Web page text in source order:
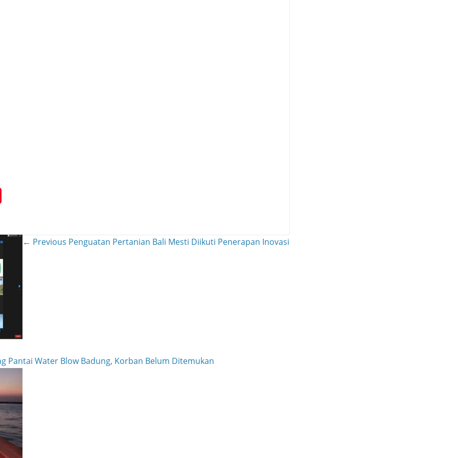
← Previous Penguatan Pertanian Bali Mesti Diikuti Penerapan Inovasi
Pantai Water Blow Badung, Korban Belum Ditemukan